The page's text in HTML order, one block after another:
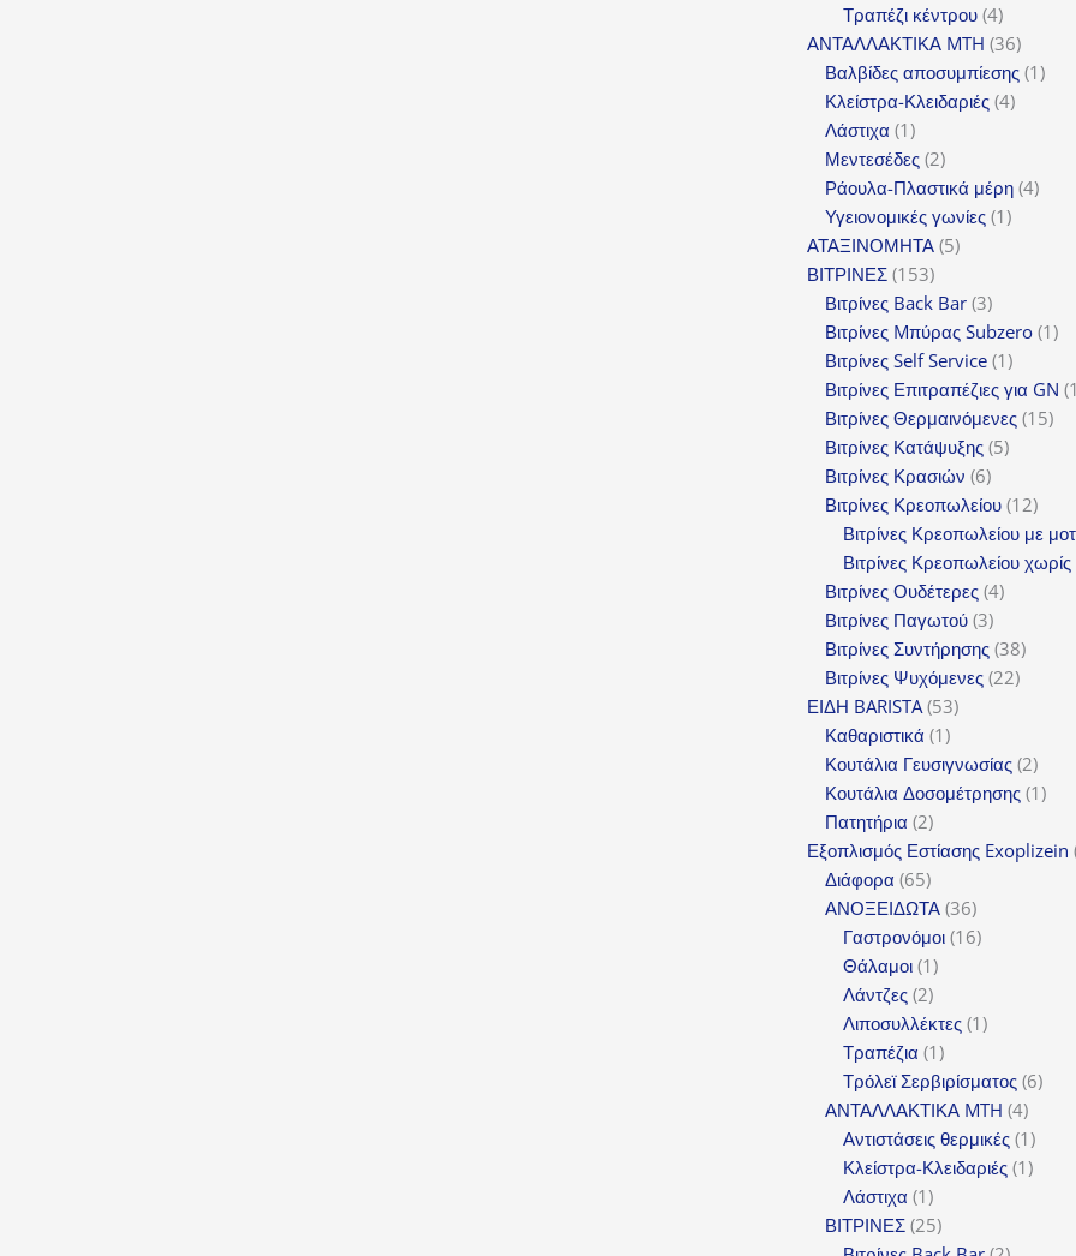
προϊόντα
Τραπέζι κέντρου 44
προϊόντα
ΑΝΤΑΛΛΑΚΤΙΚΑ MTH 3636
προϊόντα
Βαλβίδες αποσυμπίεσης 11
Κλείστρα-Κλειδαριές 44
Λάστιχα 11
προϊόν
Μεντεσέδες 22
προϊόντα
Ράουλα-Πλαστικά μέρη 44
Υγειονομικές γωνίες 11
ΑΤΑΞΙΝΟΜΗΤΑ 55
ΒΙΤΡΙΝΕΣ 153153
προϊόντα
Βιτρίνες Back Bar 33
προϊόντα
Βιτρίνες Mπύρας Subzero 11
Βιτρίνες Self Service 11
προϊόν
Βιτρίνες Επιτραπέζιες για GN 1
Βιτρίνες Θερμαινόμενες 1515
Βιτρίνες Κατάψυξης 55
Βιτρίνες Κρασιών 66
προϊόντα
Βιτρίνες Κρεοπωλείου 1212
Βιτρίνες Κρεοπωλείου με
Βιτρίνες Κρεοπωλείου
Βιτρίνες Ουδέτερες 44
Βιτρίνες Παγωτού 33
προϊόντα
Βιτρίνες Συντήρησης 3838
Βιτρίνες Ψυχόμενες 2222
ΕΙΔΗ BARISTA 5353
Καθαριστικά 11
προϊόν
Κουτάλια Γευσιγνωσίας 22
Κουτάλια Δοσομέτρησης 11
Πατητήρια 22
προϊόντα
Εξοπλισμός Εστίασης Exoplizein
Διάφορα 6565
προϊόντα
ΑΝΟΞΕΙΔΩΤΑ 3636
προϊόντα
Γαστρονόμοι 1616
Θάλαμοι 11
προϊόν
Λάντζες 22
προϊόντα
Λιποσυλλέκτες 11
Τραπέζια 11
προϊόν
Τρόλεϊ Σερβιρίσματος 66
ΑΝΤΑΛΛΑΚΤΙΚΑ MTH 44
Αντιστάσεις θερμικές 11
προϊόν
Κλείστρα-Κλειδαριές 11
Λάστιχα 11
προϊόν
ΒΙΤΡΙΝΕΣ 2525